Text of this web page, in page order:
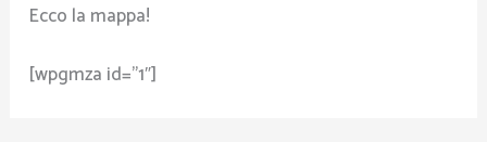
Ecco la mappa!
[wpgmza id=”1″]